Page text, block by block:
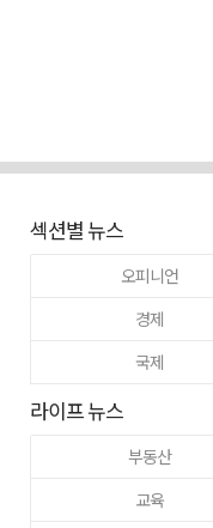
섹션별 뉴스
오피니언
경제
국제
라이프 뉴스
부동산
교육